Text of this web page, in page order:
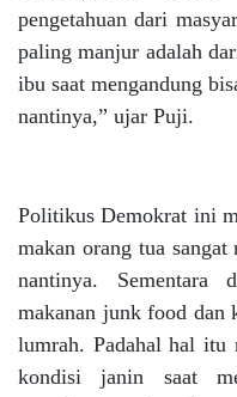
pengetahuan dari
paling manjur adalah
ibu saat mengandung
nantinya,” ujar Puji.
Politikus Demokrat ini
makan orang tua
nantinya. Sementara
makanan junk food dan
lumrah. Padahal hal itu
kondisi janin saat